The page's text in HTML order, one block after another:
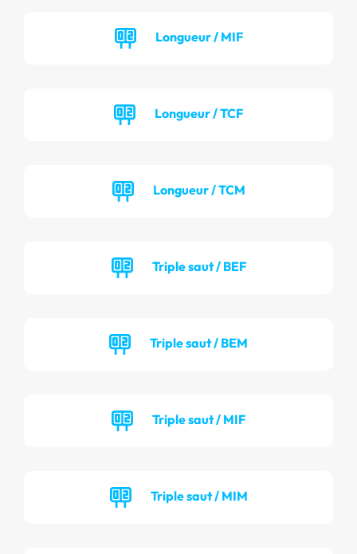
Longueur / MIF
Longueur / TCF
Longueur / TCM
Triple saut / BEF
Triple saut / BEM
Triple saut / MIF
Triple saut / MIM